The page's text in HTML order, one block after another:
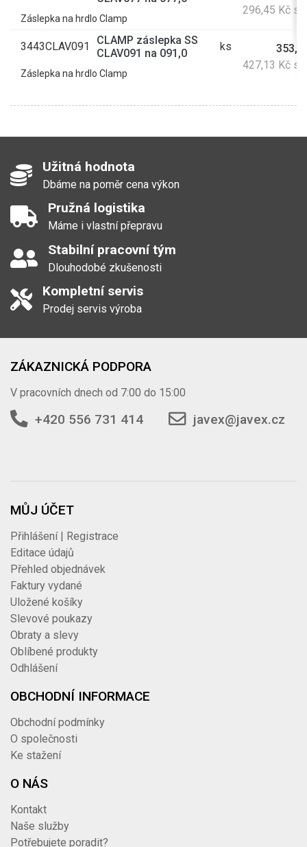
296,45 Kč s
Záslepka na hrdlo Clamp
3443CLAV091
CLAMP záslepka SS
CLAV091 na 091,0
ks
427,13 Kč s
Záslepka na hrdlo Clamp
Užitná hodnota
Dbáme na poměr cena výkon
Pružná logistika
Máme i vlastní přepravu
Stabilní pracovní tým
Dlouhodobé zkušenosti
Kompletní servis
Prodej servis výroba
ZÁKAZNICKÁ PODPORA
V pracovních dnech od 7:00 do 15:00
+420 556 731 414 javex@javex.cz
MŮJ ÚČET
Přihlášení | Registrace
Editace údajů
Přehled objednávek
Faktury vydané
Uložené košíky
Slevové poukazy
Obraty a slevy
Oblíbené produkty
Odhlášení
OBCHODNÍ INFORMACE
Obchodní podmínky
O společnosti
Ke stažení
O NÁS
Kontakt
Naše služby
Potřebujete poradit?